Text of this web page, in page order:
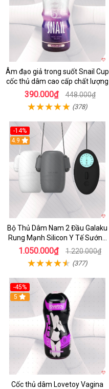
Âm đạo giả trong suốt Snail Cup
cốc thủ dâm cao cấp chất lượng
390.000₫ 448.000₫
(378)
-14%
4.9
Bộ Thủ Dâm Nam 2 Đầu Galaku
Rung Mạnh Silicon Y Tế Sướng
Tột Đỉnh
1.050.000₫ 1.220.000₫
(377)
-45%
5
Cốc thủ dâm Lovetoy Vagina